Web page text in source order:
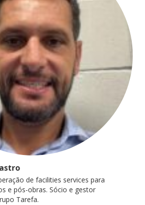
de facilities services para
e pós-obras. Sócio e gestor
Tarefa.